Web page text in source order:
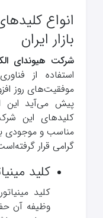
انواع
بازار ایران
شرکت هیوندای
استفاده از
موفقیت‌های روز
پیش می‌آید این
کلیدهای این
مناسب و موجودی
گرامی قرار
کلید
کلید
وظیفه آن